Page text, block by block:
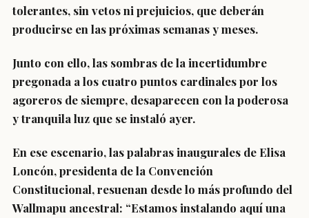
tolerantes, sin vetos ni prejuicios, que deberán
producirse en las próximas semanas y meses.
Junto con ello, las sombras de la incertidumbre
pregonada a los cuatro puntos cardinales por los
agoreros de siempre, desaparecen con la poderosa
y tranquila luz que se instaló ayer.
En ese escenario, las palabras inaugurales de Elisa
Loncón, presidenta de la Convención
Constitucional, resuenan desde lo más profundo del
Wallmapu ancestral: “Estamos instalando aquí una